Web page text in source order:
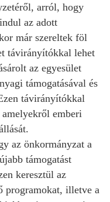
arról, hogy
az adott
már szereltek föl
távirányítókkal lehet
az egyesület
támogatásával és
távirányítókkal
emberi
az önkormányzat a
támogatást
keresztül az
programokat, illetve a